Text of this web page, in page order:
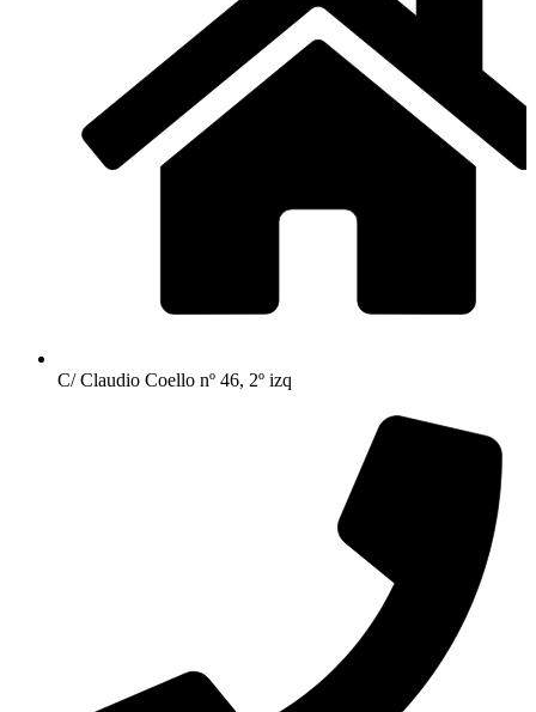
C/ Claudio Coello nº 46, 2º izq